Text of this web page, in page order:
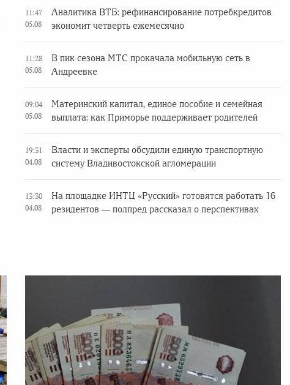
11:47
05.08
Аналитика ВТБ: рефинансирование потребкредитов
экономит четверть ежемесячно
11:28
05.08
В пик сезона МТС прокачала мобильную сеть в
Андреевке
09:04
05.08
Материнский капитал, единое пособие и семейная
выплата: как Приморье поддерживает родителей
19:31
04.08
Власти и эксперты обсудили единую транспортную
систему Владивостокской агломерации
13:30
04.08
На площадке ИНТЦ «Русский» готовятся работать 16
резидентов — полпред рассказал о перспективах